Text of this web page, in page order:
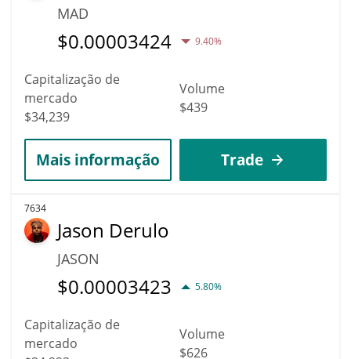
MAD
$0.00003424 9.40%
Capitalização de
mercado
$34,239
Volume
$439
Mais informação Trade
7634
Jason Derulo
JASON
$0.00003423 5.80%
Capitalização de
mercado
Volume
$626